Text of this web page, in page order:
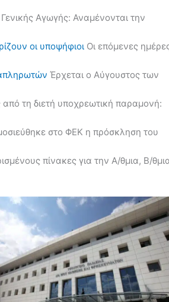
Αγωγής: Αναμένονται την
οι υποψήφιοι Οι επόμενες
Έρχεται ο Αύγουστος των
από τη διετή υποχρεωτική παραμονή:
στο ΦΕΚ η πρόσκληση του
πίνακες για την Α/θμια, Β/